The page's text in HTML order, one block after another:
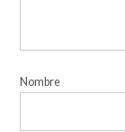
Nombre